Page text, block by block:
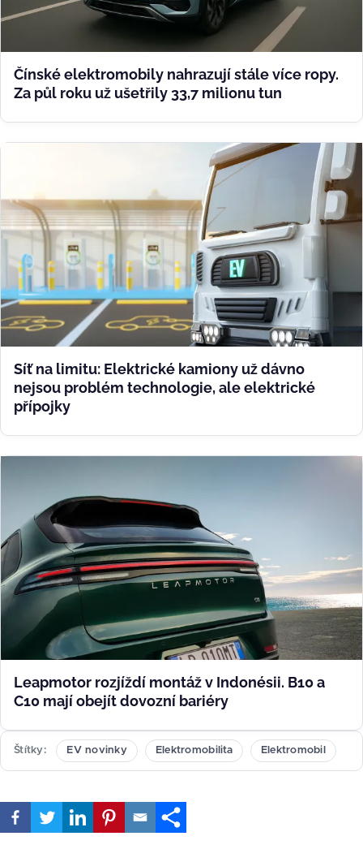
Čínské elektromobily nahrazují stále více ropy.
Za půl roku už ušetřily 33,7 milionu tun
Síť na limitu: Elektrické kamiony už dávno
nejsou problém technologie, ale elektrické
přípojky
Leapmotor rozjíždí montáž v Indonésii. B10 a
C10 mají obejít dovozní bariéry
Štítky EV novinky Elektromobilita Elektromobil